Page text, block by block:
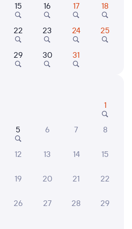
15 16 17 18
22 23 24 25
29 30 31
1
5 6 7 8
12 13 14 15
19 20 21 22
26 27 28 29